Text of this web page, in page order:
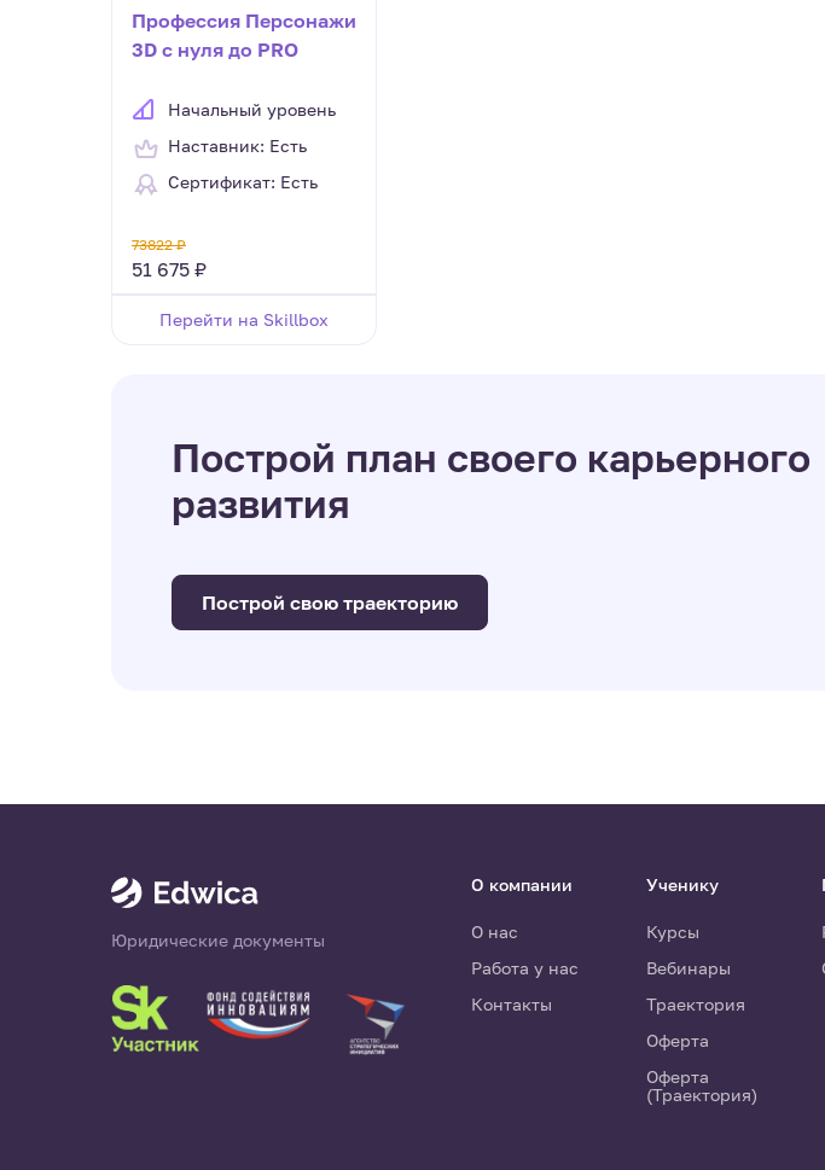
Профессия Персонажи
3D с нуля до PRO
Начальный уровень
Наставник: Есть
Сертификат: Есть
73822 ₽
51 675 ₽
Перейти на Skillbox
Построй план своего карьерного
развития
Построй свою траекторию
Юридические документы
О компании
О нас
Работа у нас
Контакты
Ученику
Курсы
Вебинары
Траектория
Оферта
Оферта
(Траектория)